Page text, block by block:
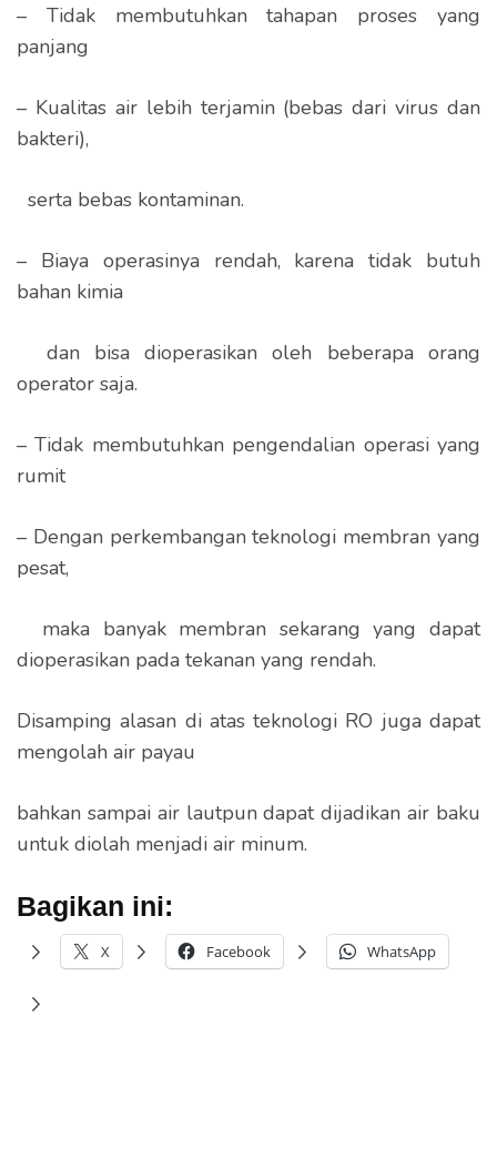
– Tidak membutuhkan tahapan proses yang
panjang
– Kualitas air lebih terjamin (bebas dari virus dan
bakteri),
serta bebas kontaminan.
– Biaya operasinya rendah, karena tidak butuh
bahan kimia
dan bisa dioperasikan oleh beberapa orang
operator saja.
– Tidak membutuhkan pengendalian operasi yang
rumit
– Dengan perkembangan teknologi membran yang
pesat,
maka banyak membran sekarang yang dapat
dioperasikan pada tekanan yang rendah.
Disamping alasan di atas teknologi RO juga dapat
mengolah air payau
bahkan sampai air lautpun dapat dijadikan air baku
untuk diolah menjadi air minum.
Bagikan ini:
X Facebook WhatsApp